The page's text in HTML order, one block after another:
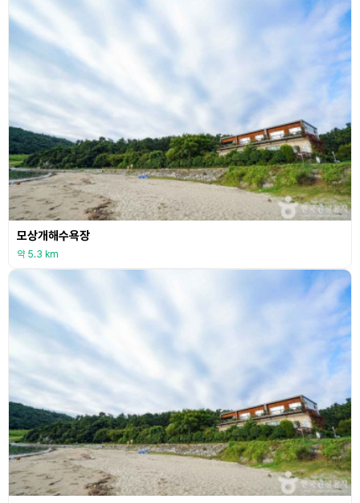
모상개해수욕장
약 5.3 km